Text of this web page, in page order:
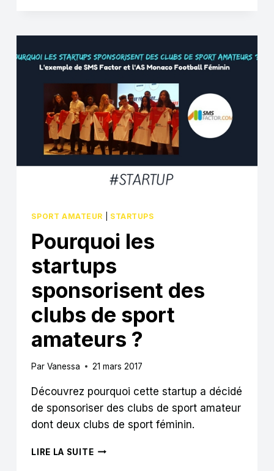
SPONSORISE
UTILISENT
SOCIAL
SPONSORING
POUR
PROMOUVOIR
LE
SPORT
FÉMININ
SPORT AMATEUR STARTUPS
Pourquoi les
startups
sponsorisent des
clubs de sport
amateurs ?
Par Vanessa 21 mars 2017
Découvrez pourquoi cette startup a décidé
de sponsoriser des clubs de sport amateur
dont deux clubs de sport féminin.
LIRE LA SUITEPOURQUOI